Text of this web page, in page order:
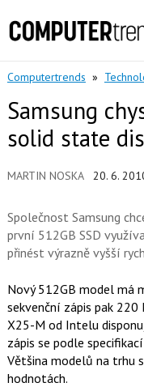
Computertrends »
Samsung
solid state
MARTIN NOSKA 20. 6.
Společnost Samsung
první 512GB SSD
přinést výrazně vyšší
Nový 512GB model
sekvenční zápis pak 220
X25-M od Intelu
zápis se podle
Většina modelů na trhu
hodnotách.